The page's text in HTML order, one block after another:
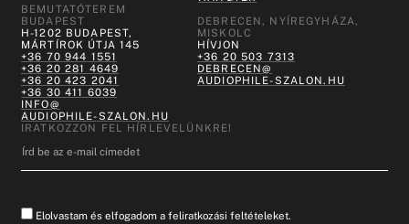
BEMUTATÓTEREM
BUDAPEST
H-1202 BUDAPEST,
MÁRTÍROK ÚTJA 145
+36 70 944 1551
+36 20 281 4649
+36 20 423 2041
+36 30 411 6039
INFO@
AUDIOPHILE-SZALON.HU
DEBRECEN, NYÍREGYHÁZA,
MISKOLC
HÍVJON
+36 20 503 7313
DEBRECEN@
AUDIOPHILE-SZALON.HU
IRATKOZZON FEL HÍRLEVELÜNKRE!
Elolvastam és elfogadom a feliratkozási feltételeket.